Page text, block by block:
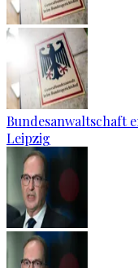
Bundesanwaltschaft
Leipzig